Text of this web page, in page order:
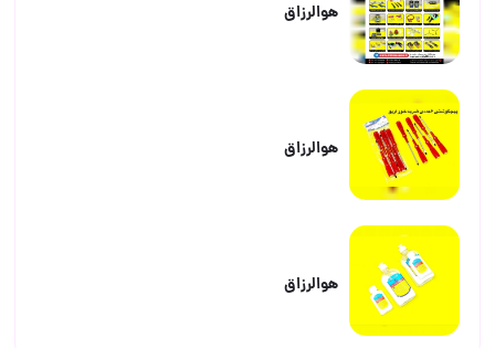
هوالرزاق
هوالرزاق
هوالرزاق